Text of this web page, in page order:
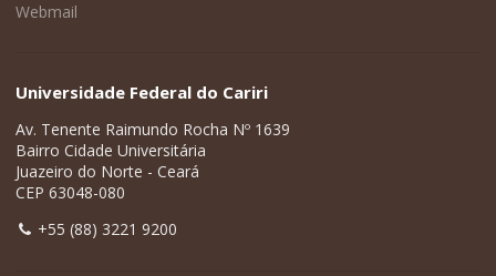
Webmail
Universidade Federal do Cariri
Av. Tenente Raimundo Rocha Nº 1639
Bairro Cidade Universitária
Juazeiro do Norte - Ceará
CEP 63048-080
+55 (88) 3221 9200